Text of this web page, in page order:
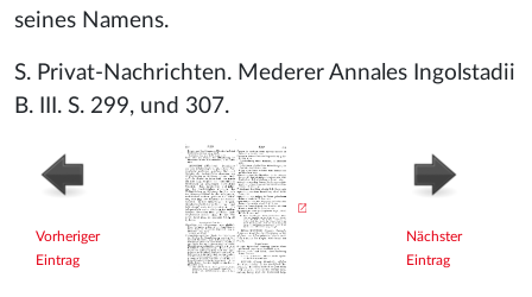
seines Namens.
S. Privat-Nachrichten. Mederer Annales Ingolstadii
B. III. S. 299, und 307.
Vorheriger
Eintrag
Nächster
Eintrag